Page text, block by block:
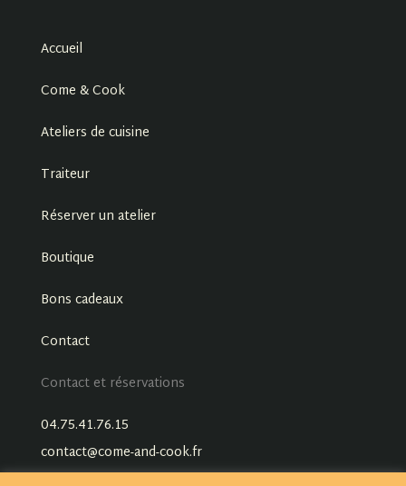
Accueil
Come & Cook
Ateliers de cuisine
Traiteur
Réserver un atelier
Boutique
Bons cadeaux
Contact
Contact et réservations
04.75.41.76.15
contact@come-and-cook.fr